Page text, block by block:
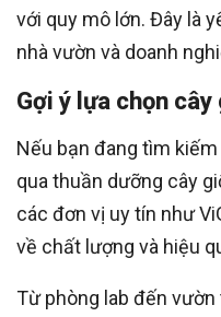
với quy mô lớn. Đây là
nhà vườn và doanh
Gợi ý lựa chọn
Nếu bạn đang tìm
qua thuần dưỡng cây
các đơn vị uy tín như
về chất lượng và hiệu
Từ phòng lab đến